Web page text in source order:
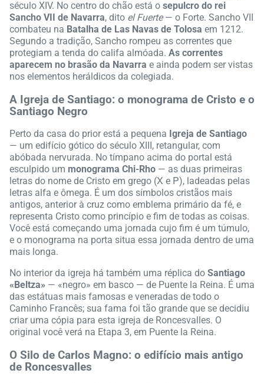
século XIV. No centro do chão está o sepulcro do rei
Sancho VII de Navarra, dito el Fuerte— o Forte. Sancho VII
combateu na Batalha de Las Navas de Tolosa em 1212.
Segundo a tradição, Sancho rompeu as correntes que
protegiam a tenda do califa almóada. As correntes
aparecem no brasão da Navarra e ainda podem ser vistas
nos elementos heráldicos da colegiada.
A Igreja de Santiago: o monograma de Cristo e o
Santiago Negro
Perto da casa do prior está a pequena Igreja de Santiago
— um edifício gótico do século XIII, retangular, com
abóbada nervurada. No tímpano acima do portal está
esculpido um monograma Chi-Rho — as duas primeiras
letras do nome de Cristo em grego (Χ e Ρ), ladeadas pelas
letras alfa e ômega. É um dos símbolos cristãos mais
antigos, anterior à cruz como emblema primário da fé, e
representa Cristo como princípio e fim de todas as coisas.
Você está começando uma jornada cujo fim é um túmulo,
e o monograma na porta situa essa jornada dentro de uma
mais longa.
No interior da igreja há também uma réplica do Santiago
«Beltza» — «negro» em basco — de Puente la Reina. É uma
das estátuas mais famosas e veneradas de todo o
Caminho Francês; sua fama foi tão grande que se decidiu
criar uma cópia para esta igreja de Roncesvalles. O
original você verá na Etapa 3, em Puente la Reina.
O Silo de Carlos Magno: o edifício mais antigo
de Roncesvalles